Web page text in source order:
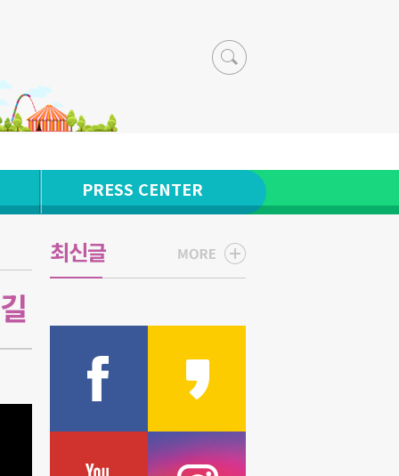
PRESS CENTER
최신글